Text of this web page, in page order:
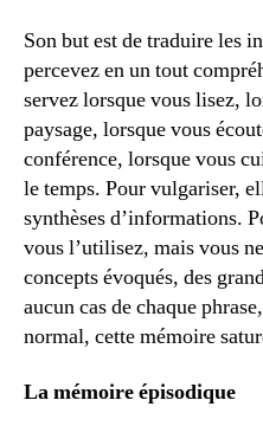
Son but est de traduire les
percevez en un tout
servez lorsque vous lisez,
paysage, lorsque vous
conférence, lorsque vous
le temps. Pour vulgariser,
synthèses d’informations.
vous l’utilisez, mais vous
concepts évoqués, des
aucun cas de chaque
normal, cette mémoire
La mémoire épisodique